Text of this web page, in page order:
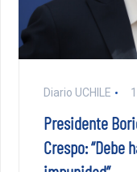
Diario UCHILE
Presidente
Crespo: “Debe